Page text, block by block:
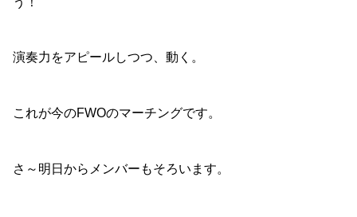
演奏力をアピールしつつ、動く。
これが今のFWOのマーチングです。
さ～明日からメンバーもそろいます。